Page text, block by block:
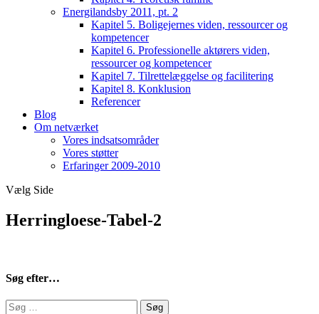
Energilandsby 2011, pt. 2
Kapitel 5. Boligejernes viden, ressourcer og
kompetencer
Kapitel 6. Professionelle aktørers viden,
ressourcer og kompetencer
Kapitel 7. Tilrettelæggelse og facilitering
Kapitel 8. Konklusion
Referencer
Blog
Om netværket
Vores indsatsområder
Vores støtter
Erfaringer 2009-2010
Vælg Side
Herringloese-Tabel-2
Søg efter…
Søg